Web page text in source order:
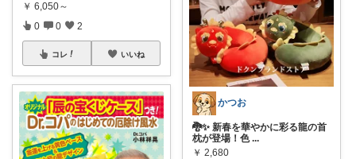
￥ 6,050～
0 0 2
コレ いいね
かつお
🐉✨ 新春を華やかに彩る龍の首
枕が登場！色 ...
￥ 2,680